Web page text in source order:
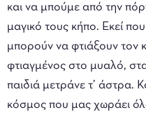
και να μπούμε από την
μαγικό τους κήπο. Εκεί
μπορούν να φτιάξουν
φτιαγμένος στο μυαλό,
παιδιά μετράνε τ’ άστρα.
κόσμος που μας χωράει